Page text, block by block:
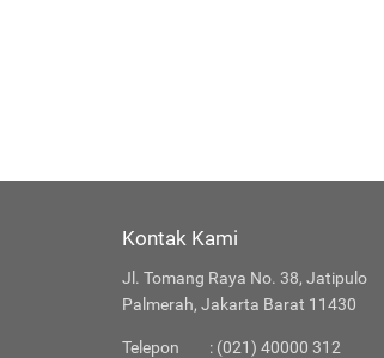
Kontak Kami
Jl. Tomang Raya No. 38, Jatipulo
Palmerah, Jakarta Barat 11430
Telepon
: (021) 40000 312